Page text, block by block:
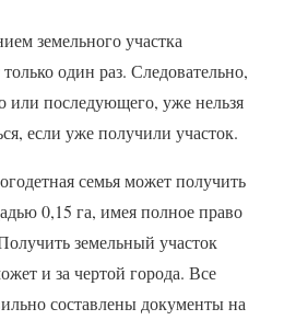
земельного участка
один раз. Следовательно,
или последующего, уже нельзя
если уже получили участок.
семья может получить
0,15 га, имея полное право
земельный участок
и за чертой города. Все
составлены документы на